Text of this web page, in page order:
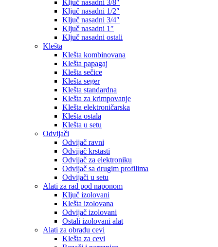
Ključ nasadni 3/8″
Ključ nasadni 1/2″
Ključ nasadni 3/4″
Ključ nasadni 1″
Ključ nasadni ostali
Klešta
Klešta kombinovana
Klešta papagaj
Klešta sečice
Klešta seger
Klešta standardna
Klešta za krimpovanje
Klešta elektroničarska
Klešta ostala
Klešta u setu
Odvijači
Odvijač ravni
Odvijač krstasti
Odvijač za elektroniku
Odvijač sa drugim profilima
Odvijači u setu
Alati za rad pod naponom
Ključ izolovani
Klešta izolovana
Odvijač izolovani
Ostali izolovani alat
Alati za obradu cevi
Klešta za cevi